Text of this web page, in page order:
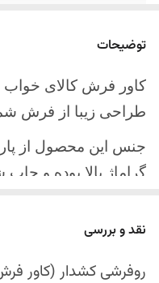
ارسال کالا
آینده
توضیحات
کاور فرش کالای
طراحی زیبا از فرش
جنس این محصول از
گراماژ بالا بوده و
چهار گوشه این محصول
نقد و بررسی
روفرشی کشدار (کاور